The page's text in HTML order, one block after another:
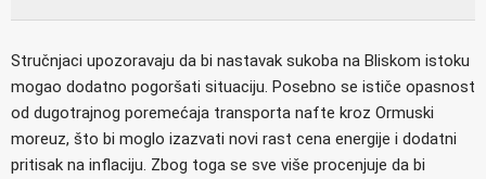
Stručnjaci upozoravaju da bi nastavak sukoba na Bliskom istoku
mogao dodatno pogoršati situaciju. Posebno se ističe opasnost
od dugotrajnog poremećaja transporta nafte kroz Ormuski
moreuz, što bi moglo izazvati novi rast cena energije i dodatni
pritisak na inflaciju. Zbog toga se sve više procenjuje da bi